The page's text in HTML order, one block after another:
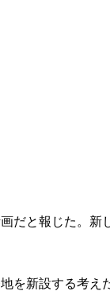
だと報じた。新
を新設する考え